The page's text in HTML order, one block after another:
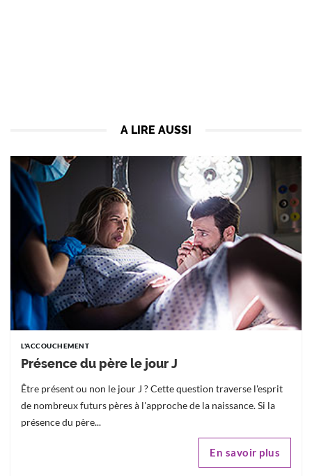
A LIRE AUSSI
L'ACCOUCHEMENT
Présence du père le jour J
Être présent ou non le jour J ? Cette question traverse l'esprit
de nombreux futurs pères à l'approche de la naissance. Si la
présence du père...
En savoir plus